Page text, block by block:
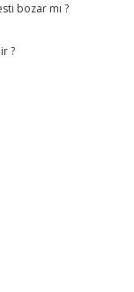
bozar mı ?
?